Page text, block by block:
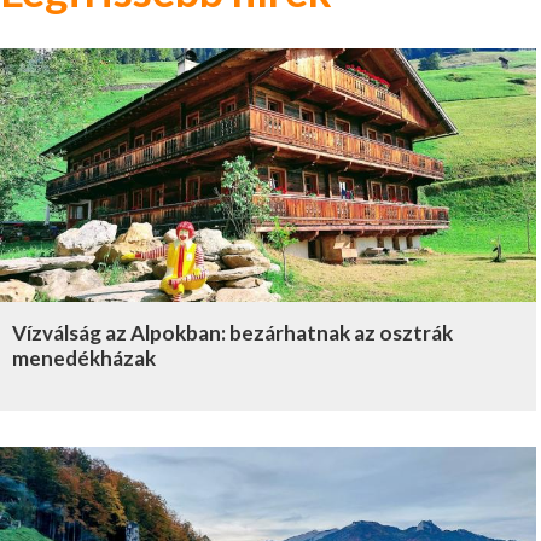
Vízválság az Alpokban: bezárhatnak az osztrák
menedékházak